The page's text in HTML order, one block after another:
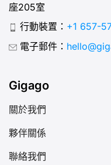
座205室
行動裝置： +1 657-
電子郵件：
Gigago
關於我們
夥伴關係
聯絡我們